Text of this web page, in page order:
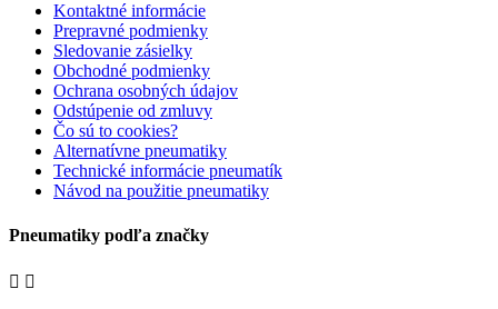
Kontaktné informácie
Prepravné podmienky
Sledovanie zásielky
Obchodné podmienky
Ochrana osobných údajov
Odstúpenie od zmluvy
Čo sú to cookies?
Alternatívne pneumatiky
Technické informácie pneumatík
Návod na použitie pneumatiky
Pneumatiky podľa značky
 